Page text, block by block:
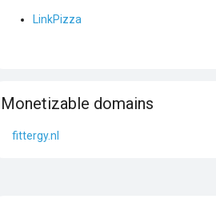
LinkPizza
Monetizable domains
fittergy.nl